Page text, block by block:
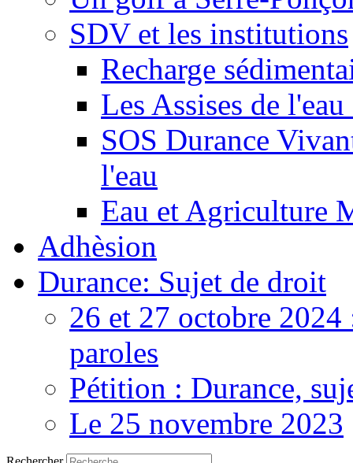
SDV et les institutions
Recharge
Les Assises de
SOS Durance
l'eau
Eau et Agriculture
Adhèsion
Durance: Sujet de droit
26 et 27 octobre 2024
paroles
Pétition : Durance,
Le 25 novembre 2023